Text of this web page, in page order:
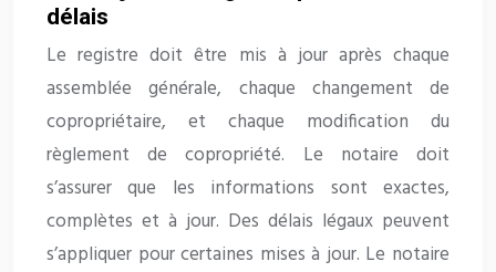
délais
Le registre doit être mis à jour après chaque
assemblée générale, chaque changement de
copropriétaire, et chaque modification du
règlement de copropriété. Le notaire doit
s’assurer que les informations sont exactes,
complètes et à jour. Des délais légaux peuvent
s’appliquer pour certaines mises à jour. Le notaire